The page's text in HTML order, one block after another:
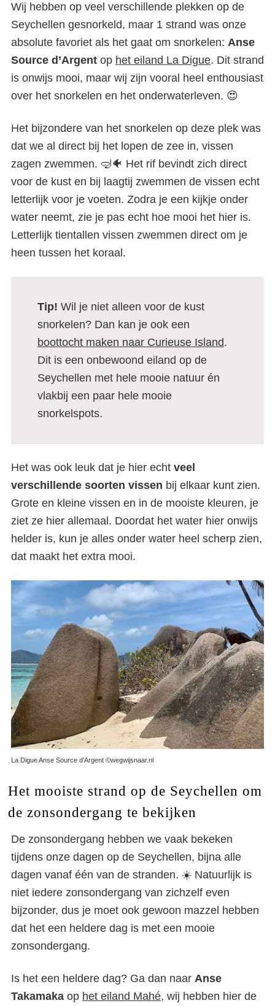
Wij hebben op veel verschillende plekken op de
Seychellen gesnorkeld, maar 1 strand was onze
absolute favoriet als het gaat om snorkelen: Anse
Source d’Argent op het eiland La Digue. Dit strand
is onwijs mooi, maar wij zijn vooral heel enthousiast
over het snorkelen en het onderwaterleven. 😍
Het bijzondere van het snorkelen op deze plek was
dat we al direct bij het lopen de zee in, vissen
zagen zwemmen. 🤿🐠 Het rif bevindt zich direct
voor de kust en bij laagtij zwemmen de vissen echt
letterlijk voor je voeten. Zodra je een kijkje onder
water neemt, zie je pas echt hoe mooi het hier is.
Letterlijk tientallen vissen zwemmen direct om je
heen tussen het koraal.
Tip! Wil je niet alleen voor de kust
snorkelen? Dan kan je ook een
boottocht maken naar Curieuse Island.
Dit is een onbewoond eiland op de
Seychellen met hele mooie natuur én
vlakbij een paar hele mooie
snorkelspots.
Het was ook leuk dat je hier echt veel
verschillende soorten vissen bij elkaar kunt zien.
Grote en kleine vissen en in de mooiste kleuren, je
ziet ze hier allemaal. Doordat het water hier onwijs
helder is, kun je alles onder water heel scherp zien,
dat maakt het extra mooi.
La Digue Anse Source d’Argent ©wegwijsnaar.nl
Het mooiste strand op de Seychellen om
de zonsondergang te bekijken
De zonsondergang hebben we vaak bekeken
tijdens onze dagen op de Seychellen, bijna alle
dagen vanaf één van de stranden. ☀️ Natuurlijk is
niet iedere zonsondergang van zichzelf even
bijzonder, dus je moet ook gewoon mazzel hebben
dat het een heldere dag is met een mooie
zonsondergang.
Is het een heldere dag? Ga dan naar Anse
Takamaka op het eiland Mahé, wij hebben hier de